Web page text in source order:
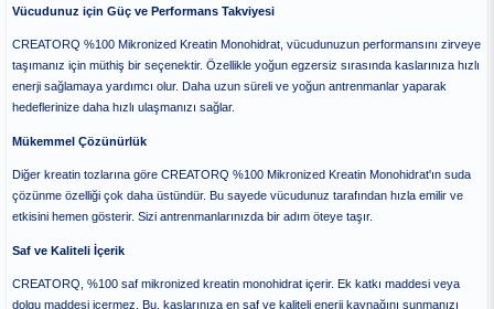
Vücudunuz için Güç ve Performans Takviyesi
CREATORQ %100 Mikronized Kreatin Monohidrat, vücudunuzun performansını zirveye
taşımanız için müthiş bir seçenektir. Özellikle yoğun egzersiz sırasında kaslarınıza hızlı
enerji sağlamaya yardımcı olur. Daha uzun süreli ve yoğun antrenmanlar yaparak
hedeflerinize daha hızlı ulaşmanızı sağlar.
Mükemmel Çözünürlük
Diğer kreatin tozlarına göre CREATORQ %100 Mikronized Kreatin Monohidrat'ın suda
çözünme özelliği çok daha üstündür. Bu sayede vücudunuz tarafından hızla emilir ve
etkisini hemen gösterir. Sizi antrenmanlarınızda bir adım öteye taşır.
Saf ve Kaliteli İçerik
CREATORQ, %100 saf mikronized kreatin monohidrat içerir. Ek katkı maddesi veya
dolgu maddesi içermez. Bu, kaslarınıza en saf ve kaliteli enerji kaynağını sunmanızı